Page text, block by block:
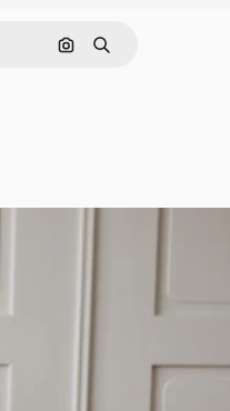
Поиск по изображению
Поиск